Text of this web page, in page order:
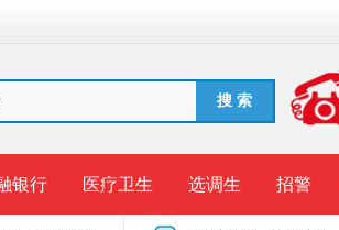
搜 索
银行 医疗卫生 选调生 招警